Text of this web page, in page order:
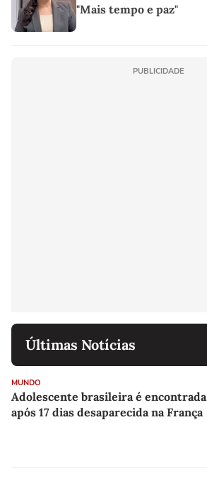
"Mais tempo e paz"
PUBLICIDADE
Últimas Notícias
MUNDO
Adolescente brasileira é encontrada
após 17 dias desaparecida na França